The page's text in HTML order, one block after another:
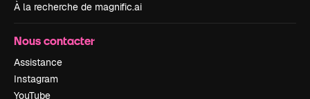
À la recherche de magnific.ai
Nous contacter
Assistance
Instagram
YouTube